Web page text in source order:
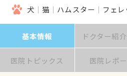
犬
猫 ハムスター フェレ
基本情報 ドクター紹
医院トピックス 医院レポ